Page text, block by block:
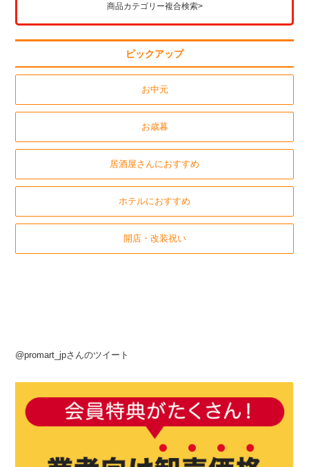
商品カテゴリー複合検索>
ピックアップ
お中元
お歳暮
居酒屋さんにおすすめ
ホテルにおすすめ
開店・改装祝い
@promart_jpさんのツイート